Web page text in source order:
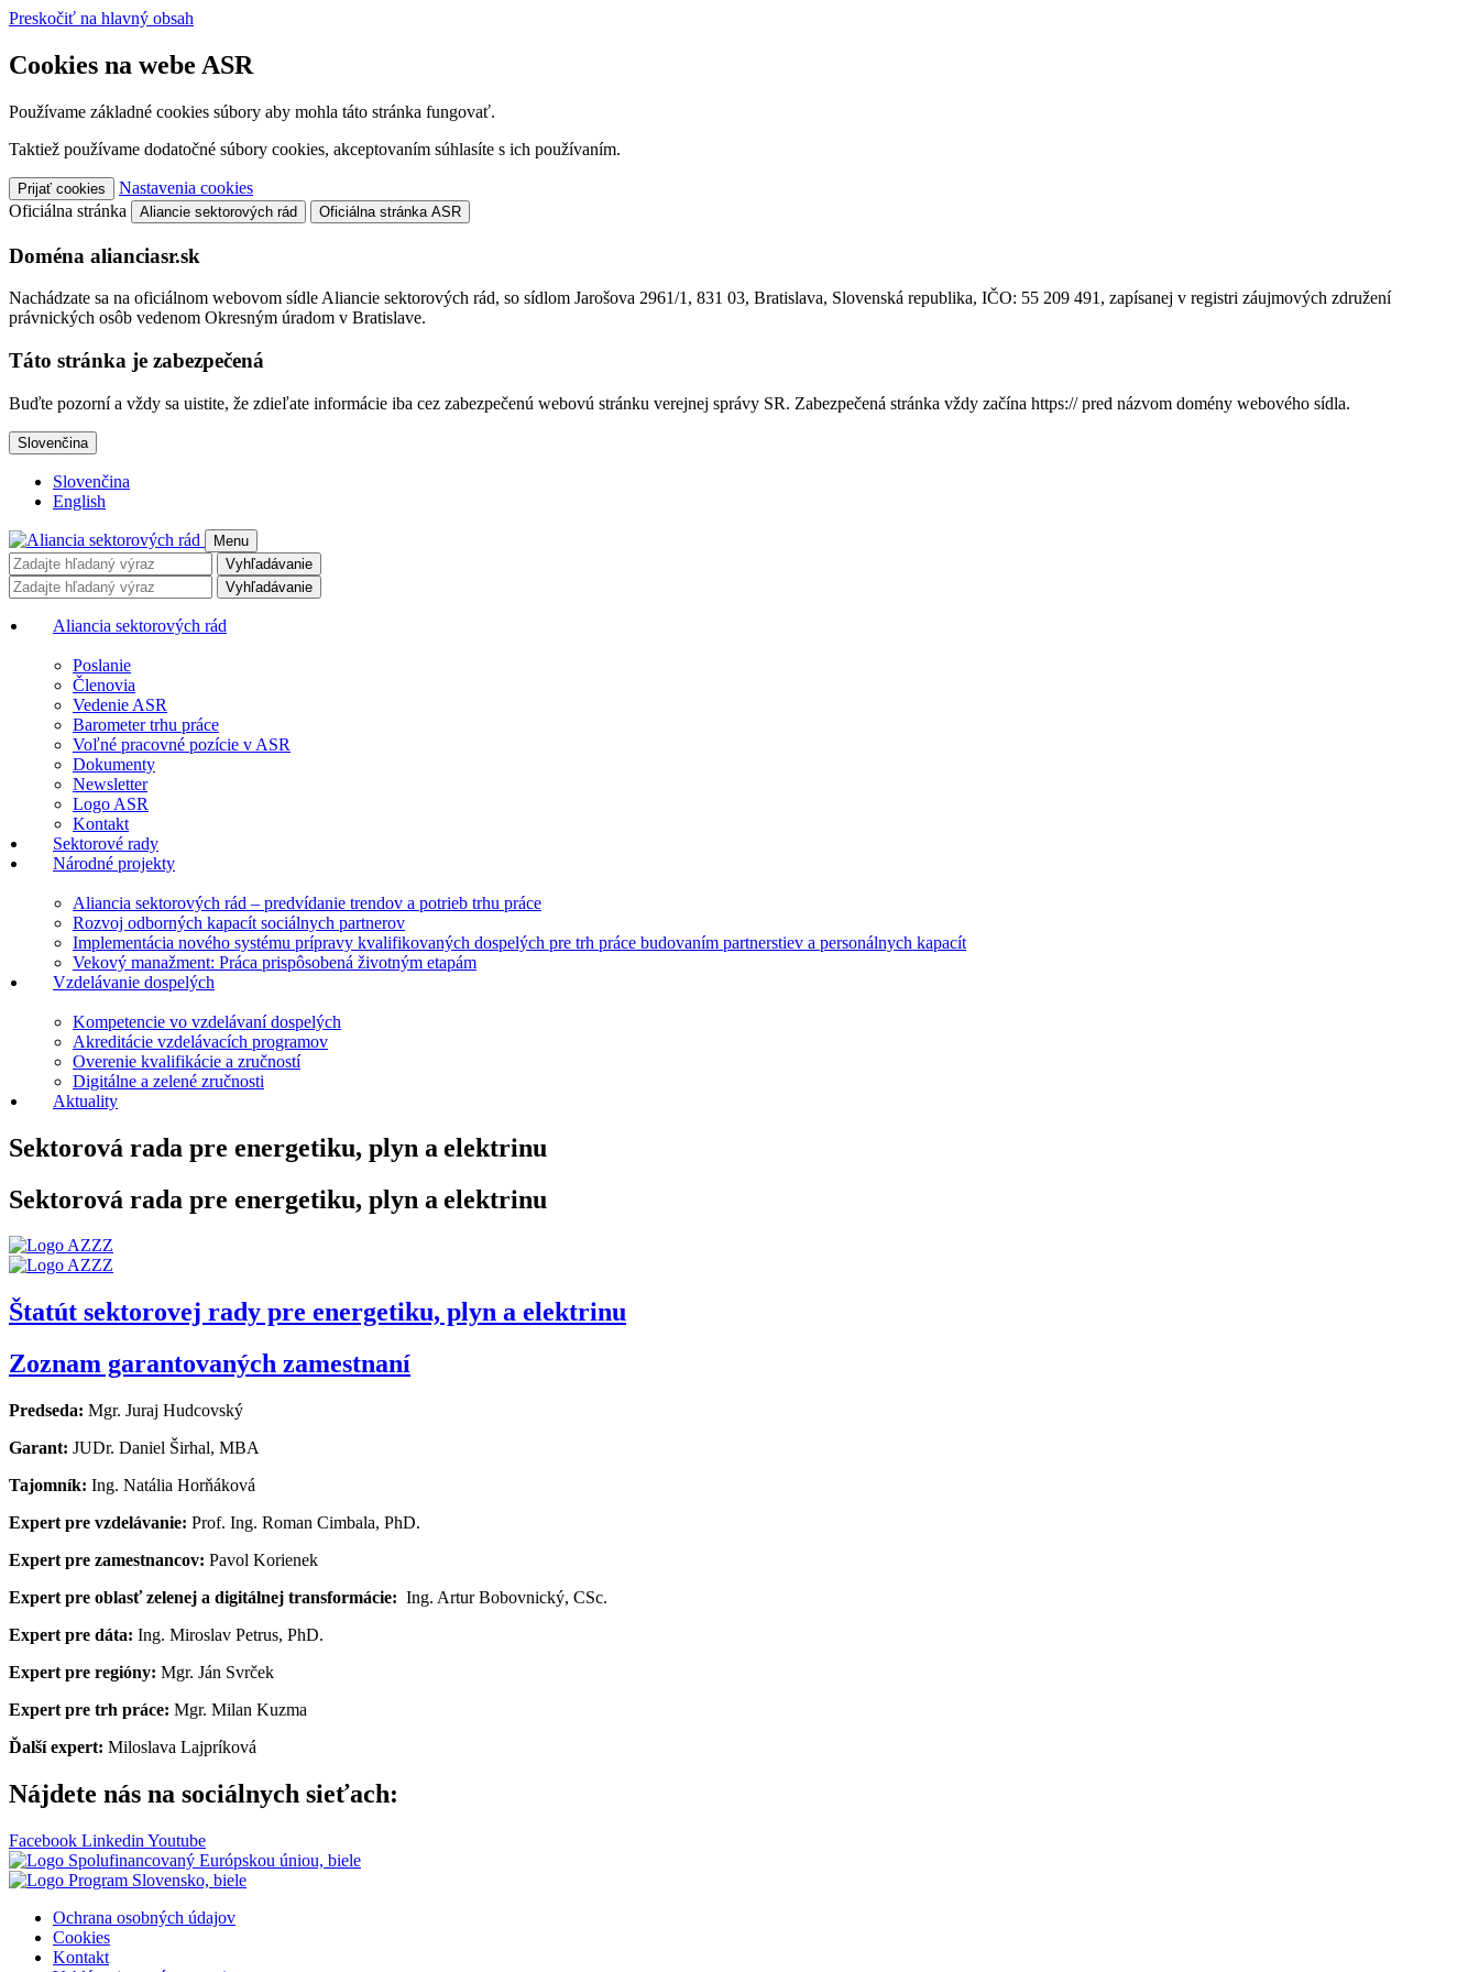
Preskočiť na hlavný obsah
Cookies na webe ASR
Používame základné cookies súbory aby mohla táto stránka fungovať.
Taktiež používame dodatočné súbory cookies, akceptovaním súhlasíte s ich používaním.
Prijať cookies
Nastavenia cookies
Oficiálna stránka
Aliancie sektorových rád Oficiálna stránka ASR
Doména alianciasr.sk
Nachádzate sa na oficiálnom webovom sídle Aliancie sektorových rád, so sídlom Jarošova 2961/1, 831 03, Bratislava, Slovenská republika, IČO: 55 209 491, zapísanej v registri záujmových združení
právnických osôb vedenom Okresným úradom v Bratislave.
Táto stránka je zabezpečená
Buďte pozorní a vždy sa uistite, že zdieľate informácie iba cez zabezpečenú webovú stránku verejnej správy SR. Zabezpečená stránka vždy začína https:// pred názvom domény webového sídla.
Slovenčina
Slovenčina
English
Menu
Vyhľadávanie
Vyhľadávanie
Aliancia sektorových rád
Poslanie
Členovia
Vedenie ASR
Barometer trhu práce
Voľné pracovné pozície v ASR
Dokumenty
Newsletter
Logo ASR
Kontakt
Sektorové rady
Národné projekty
Aliancia sektorových rád – predvídanie trendov a potrieb trhu práce
Rozvoj odborných kapacít sociálnych partnerov
Implementácia nového systému prípravy kvalifikovaných dospelých pre trh práce budovaním partnerstiev a personálnych kapacít
Vekový manažment: Práca prispôsobená životným etapám
Vzdelávanie dospelých
Kompetencie vo vzdelávaní dospelých
Akreditácie vzdelávacích programov
Overenie kvalifikácie a zručností
Digitálne a zelené zručnosti
Aktuality
Sektorová rada pre energetiku, plyn a elektrinu
Sektorová rada pre energetiku, plyn a elektrinu
Štatút sektorovej rady pre energetiku, plyn a elektrinu
Zoznam garantovaných zamestnaní
Predseda: Mgr. Juraj Hudcovský
Garant: JUDr. Daniel Širhal, MBA
Tajomník: Ing. Natália Horňáková
Expert pre vzdelávanie: Prof. Ing. Roman Cimbala, PhD.
Expert pre zamestnancov: Pavol Korienek
Expert pre oblasť zelenej a digitálnej transformácie: Ing. Artur Bobovnický, CSc.
Expert pre dáta: Ing. Miroslav Petrus, PhD.
Expert pre regióny: Mgr. Ján Svrček
Expert pre trh práce: Mgr. Milan Kuzma
Ďalší expert: Miloslava Lajpríková
Nájdete nás na sociálnych sieťach:
Facebook Linkedin Youtube
Ochrana osobných údajov
Cookies
Kontakt